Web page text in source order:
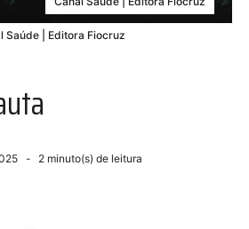
Saúde | Editora Fiocruz
2 minuto(s) de leitura